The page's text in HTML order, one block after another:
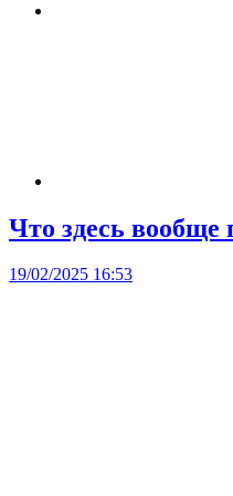
Что здесь вообще
19/02/2025 16:53